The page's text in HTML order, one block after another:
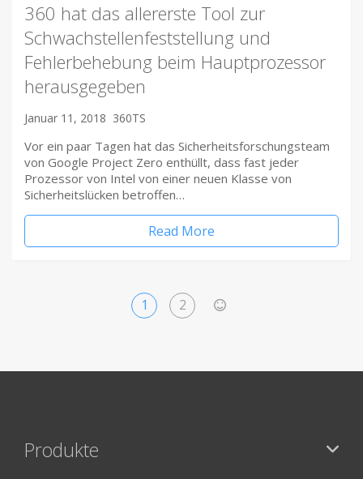
360 hat das allererste Tool zur
Schwachstellenfeststellung und
Fehlerbehebung beim Hauptprozessor
herausgegeben
Januar 11, 2018 360TS
Vor ein paar Tagen hat das Sicherheitsforschungsteam
von Google Project Zero enthüllt, dass fast jeder
Prozessor von Intel von einer neuen Klasse von
Sicherheitslücken betroffen…
Read More
1 2
Produkte